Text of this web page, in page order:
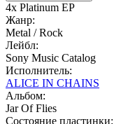
4x Platinum EP
Жанр:
Metal / Rock
Лейбл:
Sony Music Catalog
Исполнитель:
ALICE IN CHAINS
Альбом:
Jar Of Flies
Состояние пластинки: